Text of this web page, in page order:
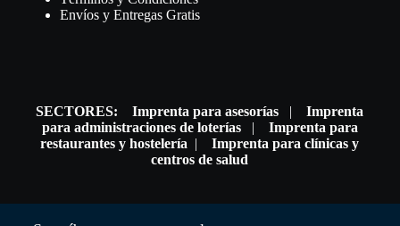
Envíos y Entregas Gratis
SECTORES: Imprenta para asesorías |Imprenta
para administraciones de loterías| Imprenta para
restaurantes y hostelería |Imprenta para clínicas y
centros de salud